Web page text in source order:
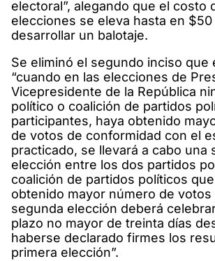
electoral”, alegando que el costo
elecciones se eleva hasta en $50
desarrollar un balotaje.
Se eliminó el segundo inciso que
“cuando en las elecciones de
Vicepresidente de la República
político o coalición de partidos
participantes, haya obtenido
de votos de conformidad con el
practicado, se llevará a cabo una
elección entre los dos partidos
coalición de partidos políticos
obtenido mayor número de votos
segunda elección deberá
plazo no mayor de treinta días
haberse declarado firmes los
primera elección”.